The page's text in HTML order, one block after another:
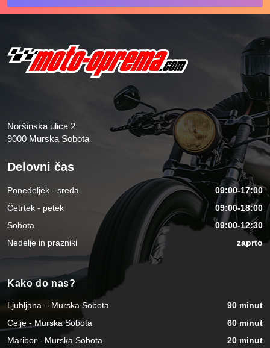
Noršinska ulica 2
9000 Murska Sobota
Delovni čas
Ponedeljek - sreda
09:00-17:00
Četrtek - petek
09:00-18:00
Sobota
09:00-12:30
Nedelje in prazniki
zaprto
Kako do nas?
Ljubljana – Murska Sobota
90 minut
Celje - Murska Sobota
60 minut
Maribor - Murska Sobota
20 minut